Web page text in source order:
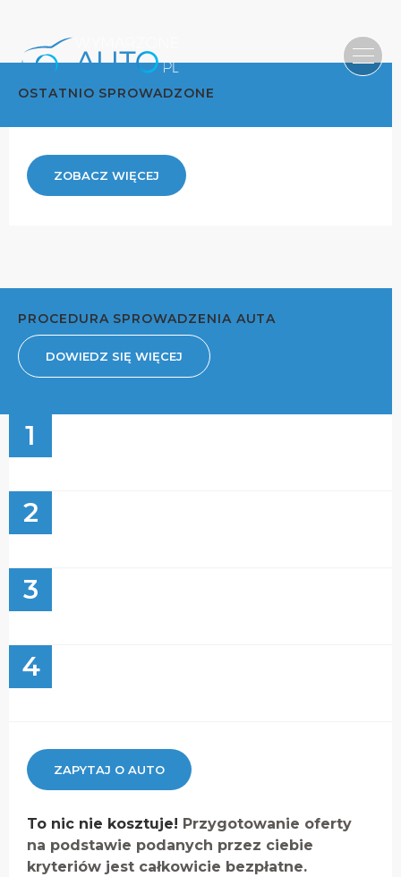
OSTATNIO SPROWADZONE
ZOBACZ WIĘCEJ
PROCEDURA SPROWADZENIA AUTA
DOWIEDZ SIĘ WIĘCEJ
1
2
3
4
ZAPYTAJ O AUTO
To nic nie kosztuje! Przygotowanie oferty
na podstawie podanych przez ciebie
kryteriów jest całkowicie bezpłatne.